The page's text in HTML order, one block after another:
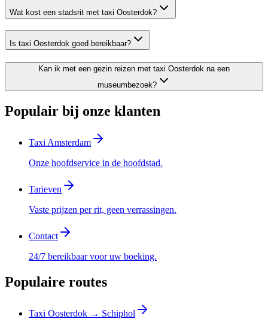
Wat kost een stadsrit met taxi Oosterdok?
Is taxi Oosterdok goed bereikbaar?
Kan ik met een gezin reizen met taxi Oosterdok na een
museumbezoek?
Populair bij onze klanten
Taxi Amsterdam
Onze hoofdservice in de hoofdstad.
Tarieven
Vaste prijzen per rit, geen verrassingen.
Contact
24/7 bereikbaar voor uw boeking.
Populaire routes
Taxi Oosterdok → Schiphol